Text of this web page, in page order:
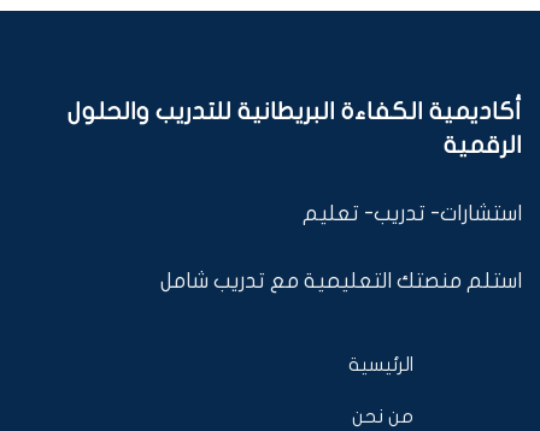
أكاديمية الكفاءة البريطانية للتدريب والحلول
الرقمية
استشارات- تدريب- تعليم
استلم منصتك التعليمية مع تدريب شامل
الرئيسية
من نحن